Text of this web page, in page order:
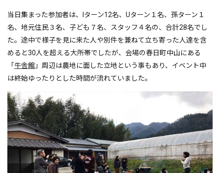
当日集まった参加者は、Iターン12名、Uターン１名、孫ターン１
名、地元住民３名、子ども７名、スタッフ４名の、合計28名でし
た。途中で様子を見に来た人や別件を兼ねて立ち寄った人達を含
めると30人を超える大所帯でしたが、会場の春日町中山にある
「牛舎館 」周辺は農地に面した立地という事もあり、イベント中
は終始ゆったりとした時間が流れていました。